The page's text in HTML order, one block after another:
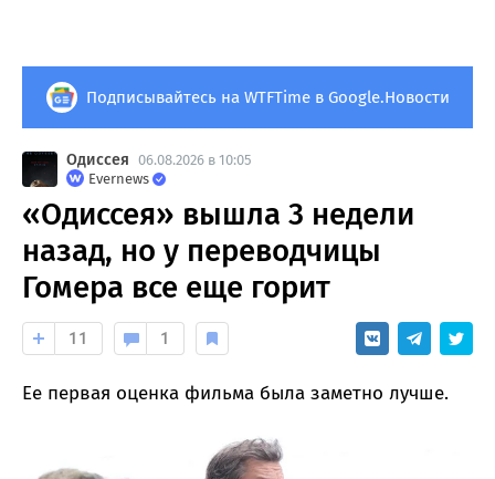
Подписывайтесь на WTFTime в Google.Новости
Одиссея 06.08.2026 в 10:05
Evernews
«Одиссея» вышла 3 недели
назад, но у переводчицы
Гомера все еще горит
11 1
Ее первая оценка фильма была заметно лучше.